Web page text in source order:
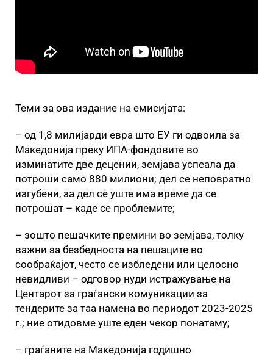
Теми за ова издание на емисијата:
– од 1,8 милијарди евра што ЕУ ги одвоила за
Македонија преку ИПА-фондовите во
изминатите две децении, земјава успеала да
потроши само 880 милиони; дел се неповратно
изгубени, за дел сè уште има време да се
потрошат – каде се проблемите;
– зошто пешачките премини во земјава, толку
важни за безбедноста на пешаците во
сообраќајот, често се избледени или целосно
невидливи – одговор нуди истражување на
Центарот за граѓански комуникации за
тендерите за таа намена во периодот 2023-2025
г.; ние отидовме уште еден чекор понатаму;
– граѓаните на Македонија годишно